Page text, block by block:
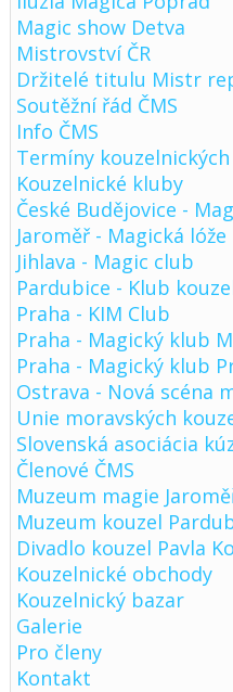
Magic show Detva
Mistrovství ČR
Držitelé titulu Mistr
Soutěžní řád ČMS
Info ČMS
Termíny
Kouzelnické kluby
České Budějovice -
Jaroměř - Magická lóže
Jihlava - Magic club
Pardubice - Klub
Praha - KIM Club
Praha - Magický klub
Praha - Magický klub
Ostrava - Nová scéna
Unie moravských
Slovenská asociácia
Členové ČMS
Muzeum magie
Muzeum kouzel
Divadlo kouzel Pavla
Kouzelnické obchody
Kouzelnický bazar
Galerie
Pro členy
Kontakt